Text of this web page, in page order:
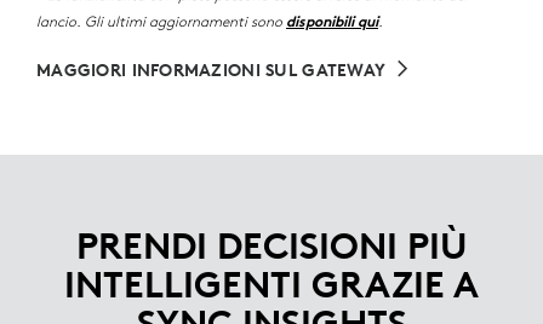
lancio. Gli ultimi aggiornamenti sono disponibili qui.
MAGGIORI INFORMAZIONI SUL GATEWAY
PRENDI DECISIONI PIÙ
INTELLIGENTI GRAZIE A